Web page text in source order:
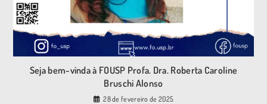
Seja bem-vinda à FOUSP Profa. Dra. Roberta Caroline
Bruschi Alonso
28 de fevereiro de 2025